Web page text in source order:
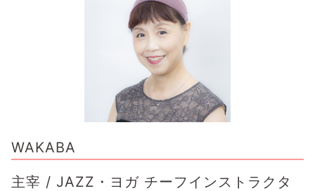
WAKABA
主宰 / JAZZ・ヨガ チーフインストラクタ